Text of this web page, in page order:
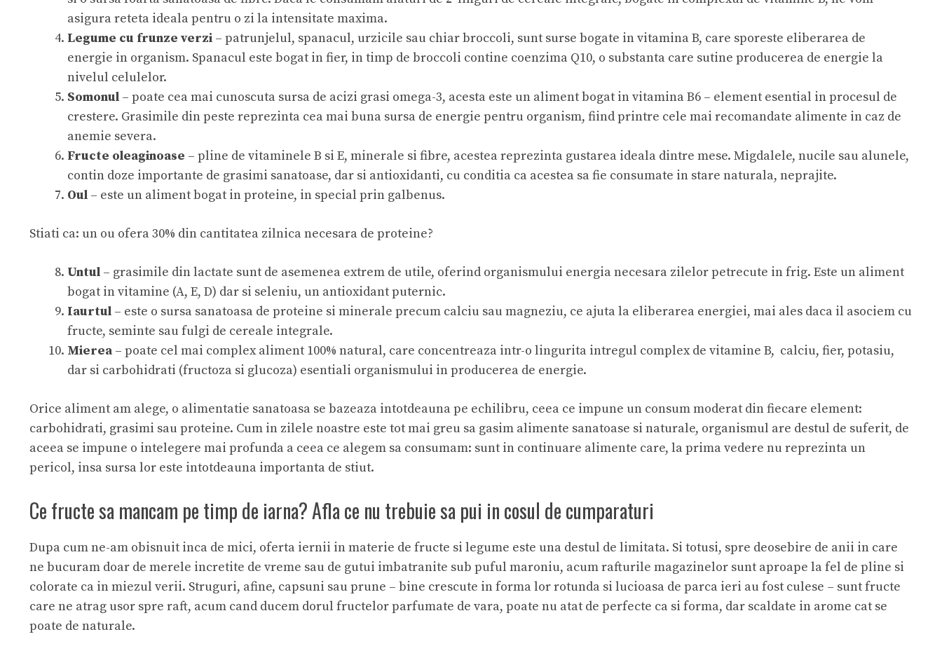
asigura reteta ideala pentru o zi la intensitate maxima.
Legume cu frunze verzi – patrunjelul, spanacul, urzicile sau chiar broccoli, sunt surse bogate in vitamina B, care sporeste eliberarea de
energie in organism. Spanacul este bogat in fier, in timp de broccoli contine coenzima Q10, o substanta care sutine producerea de energie la
nivelul celulelor.
Somonul – poate cea mai cunoscuta sursa de acizi grasi omega-3, acesta este un aliment bogat in vitamina B6 – element esential in procesul de
crestere. Grasimile din peste reprezinta cea mai buna sursa de energie pentru organism, fiind printre cele mai recomandate alimente in caz de
anemie severa.
Fructe oleaginoase – pline de vitaminele B si E, minerale si fibre, acestea reprezinta gustarea ideala dintre mese. Migdalele, nucile sau alunele,
contin doze importante de grasimi sanatoase, dar si antioxidanti, cu conditia ca acestea sa fie consumate in stare naturala, neprajite.
Oul – este un aliment bogat in proteine, in special prin galbenus.
Stiati ca: un ou ofera 30% din cantitatea zilnica necesara de proteine?
Untul – grasimile din lactate sunt de asemenea extrem de utile, oferind organismului energia necesara zilelor petrecute in frig. Este un aliment
bogat in vitamine (A, E, D) dar si seleniu, un antioxidant puternic.
Iaurtul – este o sursa sanatoasa de proteine si minerale precum calciu sau magneziu, ce ajuta la eliberarea energiei, mai ales daca il asociem cu
fructe, seminte sau fulgi de cereale integrale.
Mierea – poate cel mai complex aliment 100% natural, care concentreaza intr-o lingurita intregul complex de vitamine B, calciu, fier, potasiu,
dar si carbohidrati (fructoza si glucoza) esentiali organismului in producerea de energie.
Orice aliment am alege, o alimentatie sanatoasa se bazeaza intotdeauna pe echilibru, ceea ce impune un consum moderat din fiecare element:
carbohidrati, grasimi sau proteine. Cum in zilele noastre este tot mai greu sa gasim alimente sanatoase si naturale, organismul are destul de suferit, de
aceea se impune o intelegere mai profunda a ceea ce alegem sa consumam: sunt in continuare alimente care, la prima vedere nu reprezinta un
pericol, insa sursa lor este intotdeauna importanta de stiut.
Ce fructe sa mancam pe timp de iarna? Afla ce nu trebuie sa pui in cosul de cumparaturi
Dupa cum ne-am obisnuit inca de mici, oferta iernii in materie de fructe si legume este una destul de limitata. Si totusi, spre deosebire de anii in care
ne bucuram doar de merele incretite de vreme sau de gutui imbatranite sub puful maroniu, acum rafturile magazinelor sunt aproape la fel de pline si
colorate ca in miezul verii. Struguri, afine, capsuni sau prune – bine crescute in forma lor rotunda si lucioasa de parca ieri au fost culese – sunt fructe
care ne atrag usor spre raft, acum cand ducem dorul fructelor parfumate de vara, poate nu atat de perfecte ca si forma, dar scaldate in arome cat se
poate de naturale.